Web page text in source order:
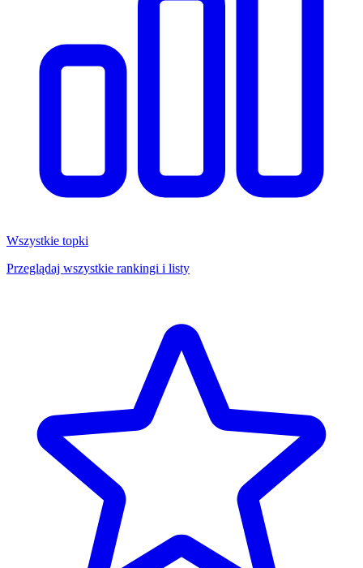
Wszystkie topki
Przeglądaj wszystkie rankingi i listy